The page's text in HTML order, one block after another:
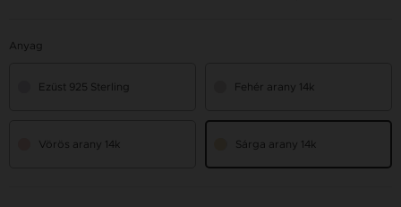
Anyag
Ezüst 925 Sterling Fehér arany 14k
Vörös arany 14k Sárga arany 14k